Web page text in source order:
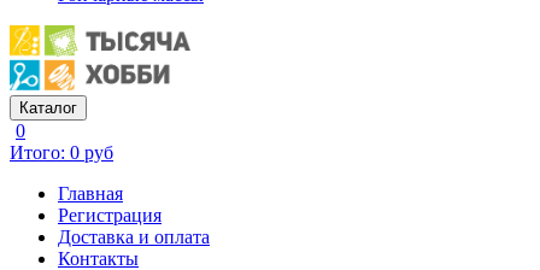
Каталог
0
Итого: 0 руб
Главная
Регистрация
Доставка и оплата
Контакты